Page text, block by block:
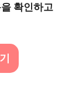
확인하고